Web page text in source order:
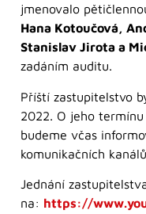
jmenovalo
Hana Kotoučová,
Stanislav Jirota a
zadáním auditu.
Příští zastupitelstvo
2022. O jeho
budeme včas
komunikačních
Jednání
na: https://